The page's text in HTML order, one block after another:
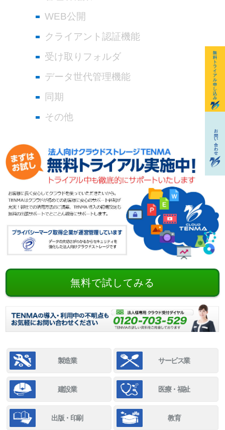
WEB公開
クライアント認証機能
受け取りフォルダ
データ世代管理機能
同期
その他
無料で試してみる
製造業 サービス業
建設業 医療・福祉
出版・印刷 教育